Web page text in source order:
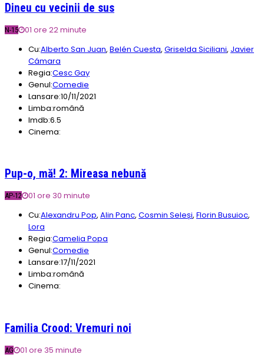
Dineu cu vecinii de sus
N-15
01 ore 22 minute
Cu:Alberto San Juan, Belén Cuesta, Griselda Siciliani, Javier
Cámara
Regia:Cesc Gay
Genul:Comedie
Lansare:10/11/2021
Limba:română
Imdb:6.5
Cinema:
Pup-o, mă! 2: Mireasa nebună
AP-12
01 ore 30 minute
Cu:Alexandru Pop, Alin Panc, Cosmin Seleși, Florin Busuioc,
Lora
Regia:Camelia Popa
Genul:Comedie
Lansare:17/11/2021
Limba:română
Cinema:
Familia Crood: Vremuri noi
AG 01 ore 35 minute